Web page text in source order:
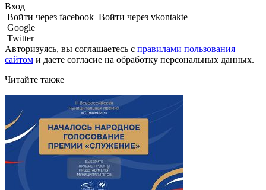
Вход
Войти через facebook Войти через vkontakte
Google
Twitter
Авторизуясь, вы соглашаетесь с правилами пользования
сайтом и даете согласие на обработку персональных данных.
Читайте также